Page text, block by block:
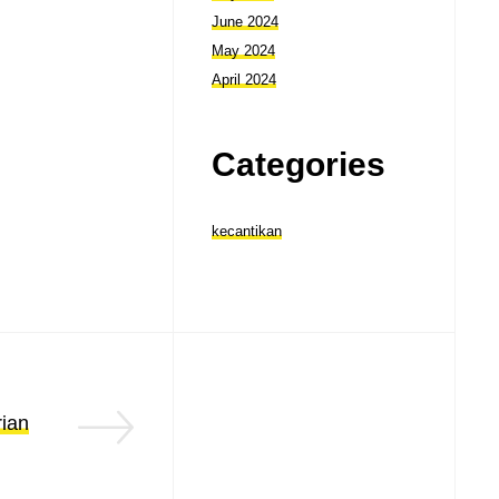
June 2024
May 2024
April 2024
Categories
kecantikan